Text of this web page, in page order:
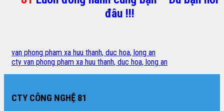
đâu !!!
van phong pham xa huu thanh, duc hoa, long an
cty van phong pham xa huu thanh, duc hoa, long an
CTY CÔNG NGHỆ 81